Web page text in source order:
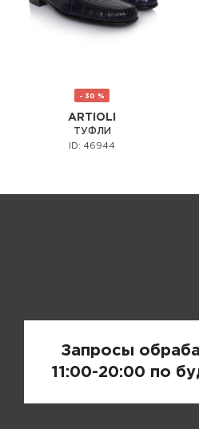
- 30 %
ARTIOLI
ТУФЛИ
ID: 46944
Запросы
11:00-20:00 по